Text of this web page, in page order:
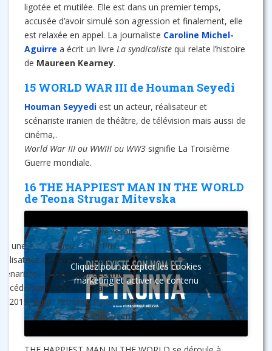
ligotée et mutilée. Elle est dans un premier temps,
accusée d’avoir simulé son agression et finalement, elle
est relaxée en appel. La journaliste Caroline Michel-
Aguirre a écrit un livre La syndicaliste qui relate l’histoire
de Maureen Kearney.
15 WORLD WAR III de Houman Seyedi
Houman Seyyedi est un acteur, réalisateur et
scénariste iranien de théâtre, de télévision mais aussi de
cinéma,.
World War III ou WWIII ou WW3 signifie La Troisième
Guerre mondiale.
16 THE HAPPIEST MAN IN THE WORLD
de Teona Strugar Mitevska
une
et
2019, pour
Dieu
existe,
son nom
est
Petrunya,
elle reçoit
le Prix
LUX
décerné
par le
Parlement
européen.
Cliquez pour accepter les cookies
marketing et activer ce contenu